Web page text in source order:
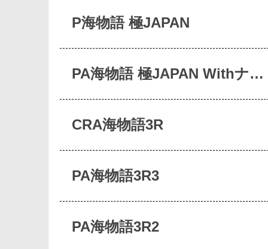
P海物語 極JAPAN
PA海物語 極JAPAN Withナ…
CRA海物語3R
PA海物語3R3
PA海物語3R2